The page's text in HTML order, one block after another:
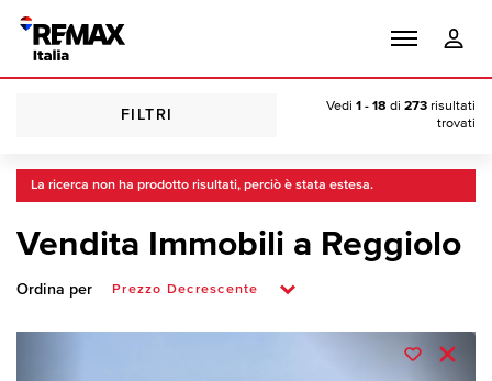
FILTRI
Vedi 1 - 18 di 273 risultati
trovati
La ricerca non ha prodotto risultati, perciò è stata estesa.
Vendita Immobili a Reggiolo
Ordina per